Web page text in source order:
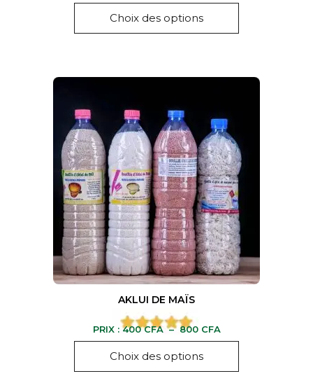
Choix des options
AKLUI DE MAÏS
PRIX :400CFA – 800 CFA
Choix des options